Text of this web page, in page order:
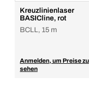
Kreuzlinienlaser
BASICline, rot
BCLL, 15 m
Anmelden, um Preise zu
sehen